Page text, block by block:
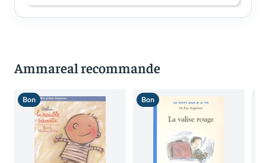
Ammareal recommande
Bon Bon